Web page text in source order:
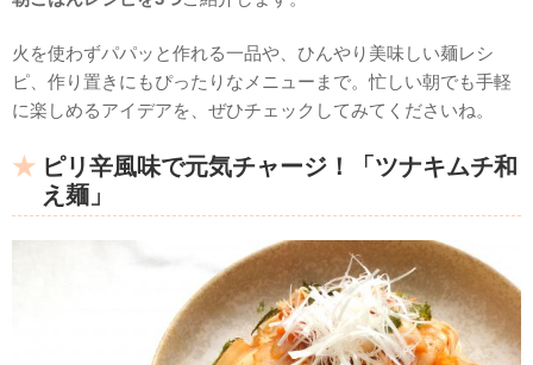
火を使わずパパッと作れる一品や、ひんやり美味しい麺レシ
ピ、作り置きにもぴったりなメニューまで。忙しい朝でも手軽
に楽しめるアイデアを、ぜひチェックしてみてくださいね。
ピリ辛風味で元気チャージ！「ツナキムチ和
え麺」